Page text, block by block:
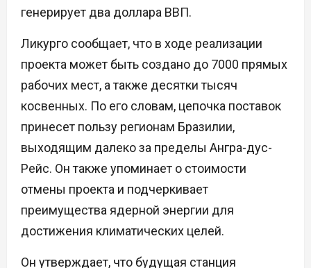
генерирует два доллара ВВП.
Ликурго сообщает, что в ходе реализации
проекта может быть создано до 7000 прямых
рабочих мест, а также десятки тысяч
косвенных. По его словам, цепочка поставок
принесет пользу регионам Бразилии,
выходящим далеко за пределы Ангра-дус-
Рейс. Он также упоминает о стоимости
отмены проекта и подчеркивает
преимущества ядерной энергии для
достижения климатических целей.
Он утверждает, что будущая станция